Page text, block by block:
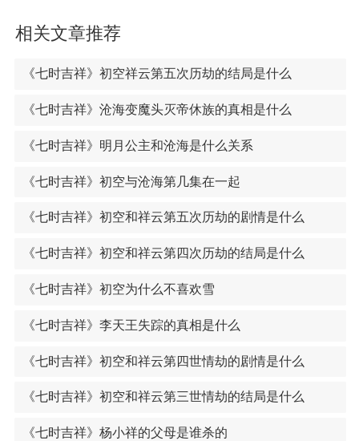
相关文章推荐
《七时吉祥》初空祥云第五次历劫的结局是什么
《七时吉祥》沧海变魔头灭帝休族的真相是什么
《七时吉祥》明月公主和沧海是什么关系
《七时吉祥》初空与沧海第几集在一起
《七时吉祥》初空和祥云第五次历劫的剧情是什么
《七时吉祥》初空和祥云第四次历劫的结局是什么
《七时吉祥》初空为什么不喜欢雪
《七时吉祥》李天王失踪的真相是什么
《七时吉祥》初空和祥云第四世情劫的剧情是什么
《七时吉祥》初空和祥云第三世情劫的结局是什么
《七时吉祥》杨小祥的父母是谁杀的